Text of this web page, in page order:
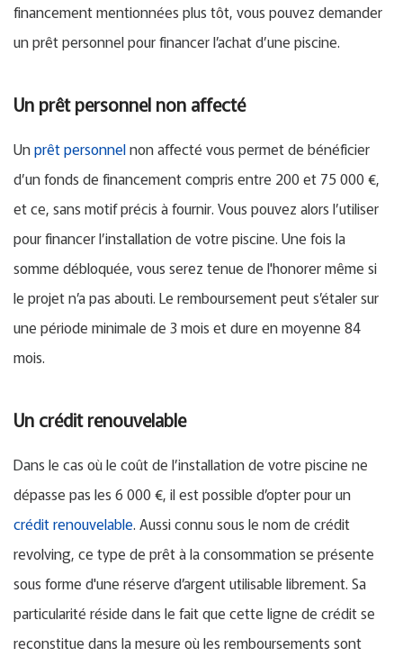
financement mentionnées plus tôt, vous pouvez demander
un prêt personnel pour financer l’achat d’une piscine.
Un prêt personnel non affecté
Unprêt personnelnon affecté vous permet de bénéficier
d’un fonds de financement compris entre 200 et 75 000 €,
et ce, sans motif précis à fournir. Vous pouvez alors l’utiliser
pour financer l’installation de votre piscine. Une fois la
somme débloquée, vous serez tenue de l'honorer même si
le projet n’a pas abouti. Le remboursement peut s’étaler sur
une période minimale de 3 mois et dure en moyenne 84
mois.
Un crédit renouvelable
Dans le cas où le coût de l’installation de votre piscine ne
dépasse pas les 6 000 €, il est possible d’opter pour un
crédit renouvelable. Aussi connu sous le nom de crédit
revolving, ce type de prêt à la consommation se présente
sous forme d'une réserve d’argent utilisable librement. Sa
particularité réside dans le fait que cette ligne de crédit se
reconstitue dans la mesure où les remboursements sont